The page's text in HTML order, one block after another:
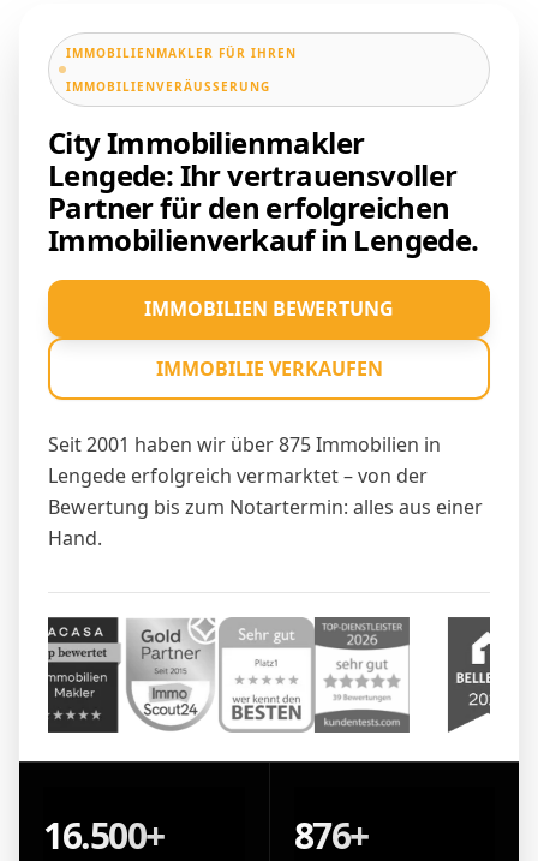
IMMOBILIENMAKLER FÜR IHREN
IMMOBILIENVERÄUSSERUNG
City Immobilienmakler
Lengede: Ihr vertrauensvoller
Partner für den erfolgreichen
Immobilienverkauf in Lengede.
Seit 2001 haben wir über 875 Immobilien in
Lengede erfolgreich vermarktet – von der
Bewertung bis zum Notartermin: alles aus einer
Hand.
IMMOBILIEN BEWERTUNG
IMMOBILIE VERKAUFEN
16.500+ 876+